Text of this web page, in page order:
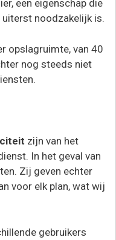
een eigenschap die
noodzakelijk is.
opslagruimte, van 40
nog steeds niet
zijn van het
In het geval van
Zij geven echter
voor elk plan, wat wij
gebruikers